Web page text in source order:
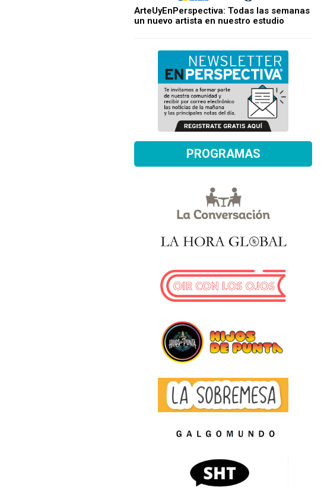
ArteUyEnPerspectiva: Todas las semanas
un nuevo artista en nuestro estudio
PROGRAMAS